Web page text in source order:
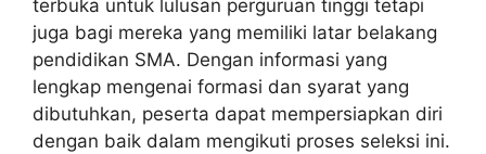
terbuka untuk lulusan perguruan tinggi tetapi
juga bagi mereka yang memiliki latar belakang
pendidikan SMA. Dengan informasi yang
lengkap mengenai formasi dan syarat yang
dibutuhkan, peserta dapat mempersiapkan diri
dengan baik dalam mengikuti proses seleksi ini.